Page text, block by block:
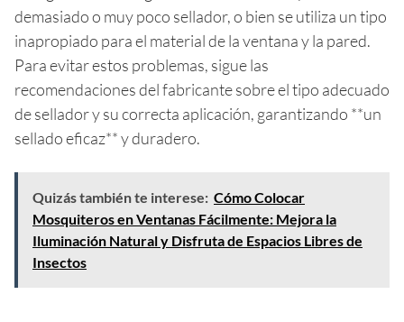
demasiado o muy poco sellador, o bien se utiliza un tipo
inapropiado para el material de la ventana y la pared.
Para evitar estos problemas, sigue las
recomendaciones del fabricante sobre el tipo adecuado
de sellador y su correcta aplicación, garantizando **un
sellado eficaz** y duradero.
Quizás también te interese: Cómo Colocar
Mosquiteros en Ventanas Fácilmente: Mejora la
Iluminación Natural y Disfruta de Espacios Libres de
Insectos